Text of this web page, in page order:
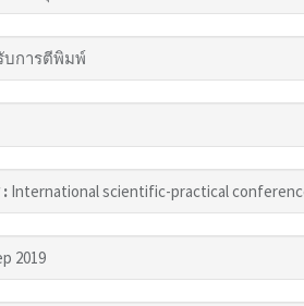
บการตีพิมพ์
International scientific-practical
2019